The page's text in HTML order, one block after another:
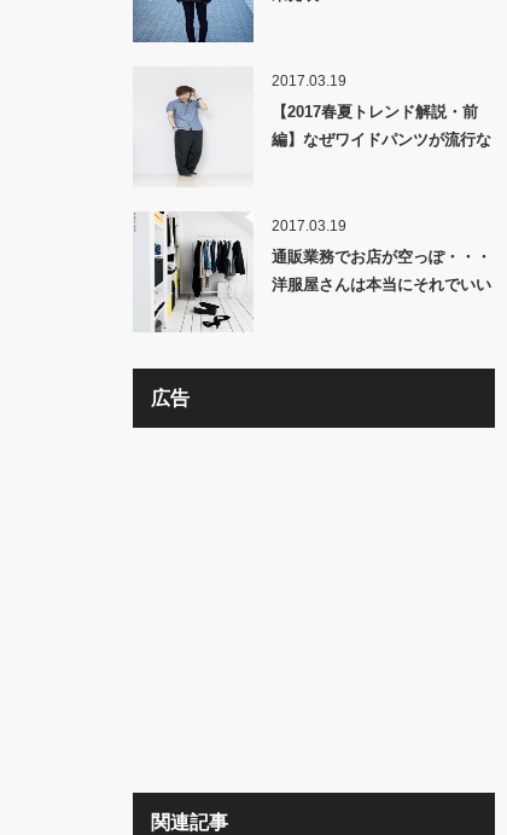
2017.03.19
【2017春夏トレンド解説・前
編】なぜワイドパンツが流行な
2017.03.19
通販業務でお店が空っぽ・・・
洋服屋さんは本当にそれでいい
広告
関連記事